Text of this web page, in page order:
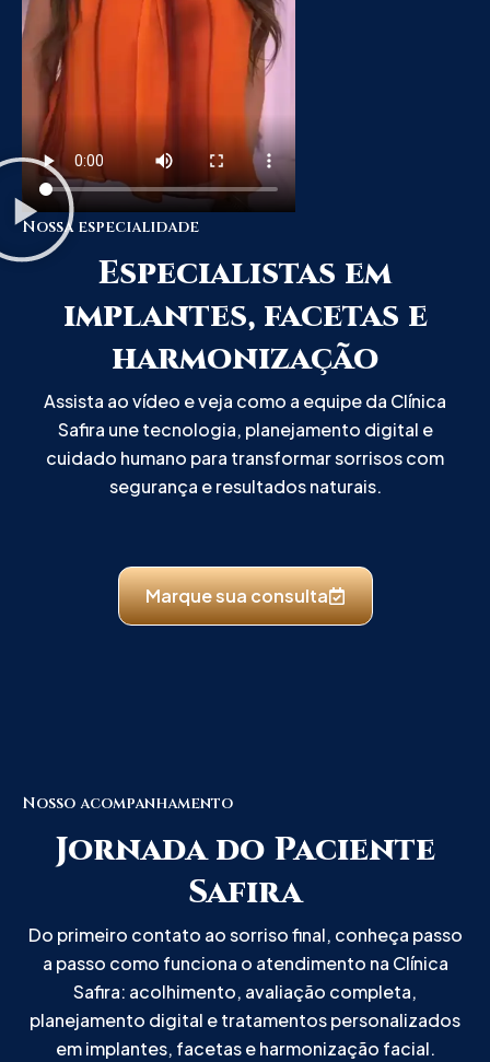
Nossa especialidade
Especialistas em
implantes, facetas e
harmonização
Assista ao vídeo e veja como a equipe da Clínica
Safira une tecnologia, planejamento digital e
cuidado humano para transformar sorrisos com
segurança e resultados naturais.
Marque sua consulta
Nosso acompanhamento
Jornada do Paciente
Safira
Do primeiro contato ao sorriso final, conheça passo
a passo como funciona o atendimento na Clínica
Safira: acolhimento, avaliação completa,
planejamento digital e tratamentos personalizados
em implantes, facetas e harmonização facial.